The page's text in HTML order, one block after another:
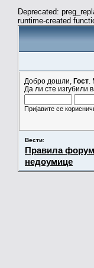
Deprecated:
runtime-created
Добро дошли, Гост
Да ли сте изгубили
Пријавите се
Вести:
Правила
недоумице